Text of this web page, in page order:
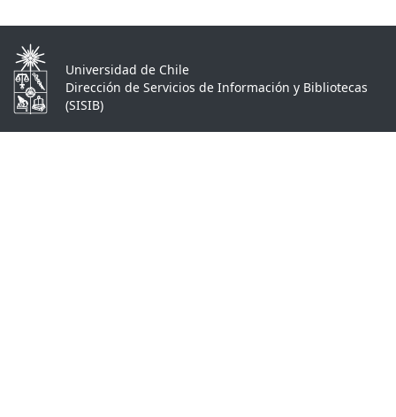
Universidad de Chile
Dirección de Servicios de Información y Bibliotecas
(SISIB)